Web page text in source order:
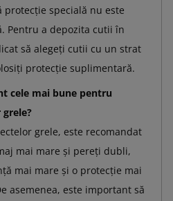
protecție specială nu este
Pentru a depozita cutii în
să alegeți cutii cu un strat
protecție suplimentară.
cele mai bune pentru
grele, este recomandat
mai mare și pereți dubli,
mai mare și o protecție mai
asemenea, este important să